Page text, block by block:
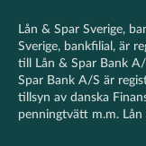
Lån & Spar Sverige,
Sverige, bankfilial, är
till Lån & Spar Bank
Spar Bank A/S är
tillsyn av danska
penningtvätt m.m.